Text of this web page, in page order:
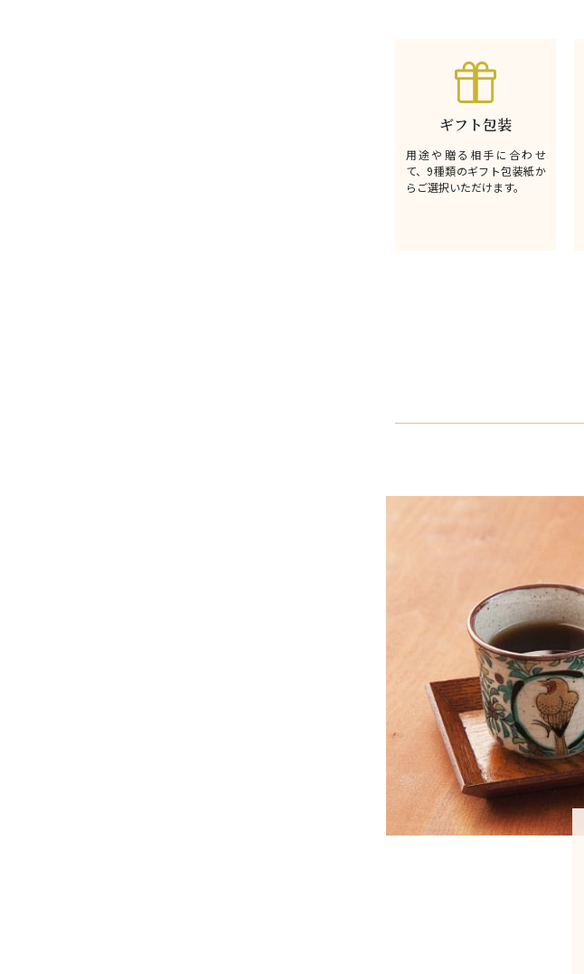
ギフト包装
用途や贈る相手に合わせ
て、9種類のギフト包装紙か
らご選択いただけます。